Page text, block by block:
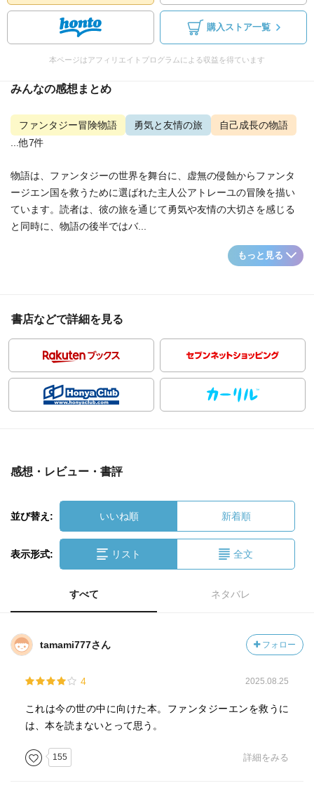
購入ストア一覧
本ページはアフィリエイトプログラムによる収益を得ています
みんなの感想まとめ
ファンタジー冒険物語 勇気と友情の旅
自己成長の物語
...他7件
物語は、ファンタジーの世界を舞台に、虚無の侵蝕からファンタ
ージエン国を救うために選ばれた主人公アトレーユの冒険を描い
ています。読者は、彼の旅を通じて勇気や友情の大切さを感じる
と同時に、物語の後半ではバ...
もっと見る
書店などで詳細を見る
感想・レビュー・書評
並び替え: いいね順 新着順
表示形式: リスト 全文
すべて ネタバレ
tamami777さん フォロー
4 2025.08.25
これは今の世の中に向けた本。ファンタジーエンを救うに
は、本を読まないとって思う。
155 詳細をみる